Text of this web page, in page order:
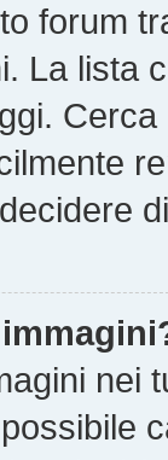
forum
La lista
nei